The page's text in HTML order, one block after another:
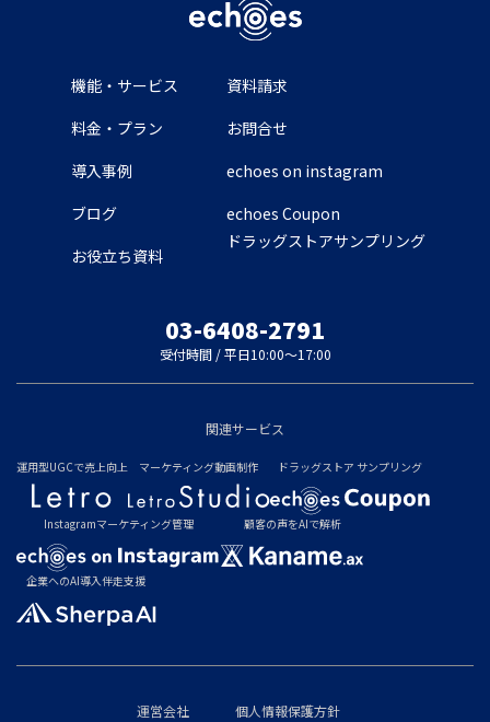
機能・サービス
料金・プラン
導入事例
ブログ
お役立ち資料
資料請求
お問合せ
echoes on instagram
echoes Coupon
ドラッグストアサンプリング
03-6408-2791
受付時間 / 平日10:00～17:00
関連サービス
運用型UGCで売上向上 マーケティング動画制作 ドラッグストア サンプリング
Instagramマーケティング管理 顧客の声をAIで解析
企業へのAI導入伴走支援
運営会社 個人情報保護方針